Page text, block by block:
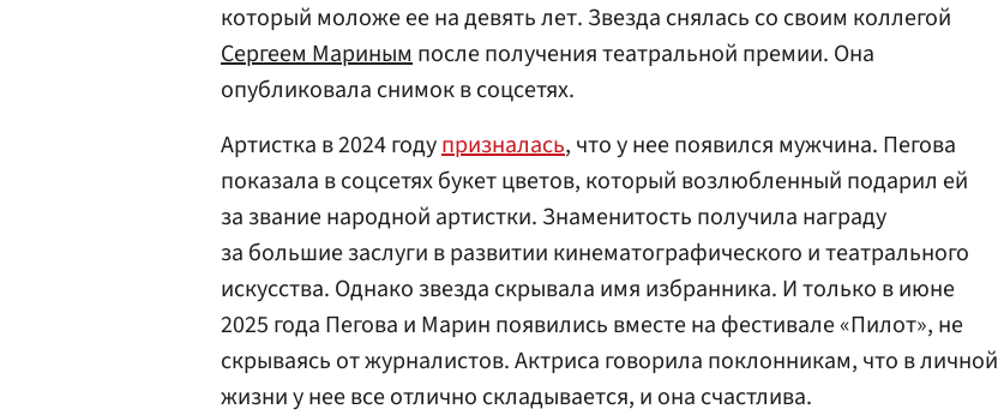
который моложе ее на девять лет. Звезда снялась со своим коллегой
Сергеем Маринымпосле получения театральной премии. Она
опубликовала снимок в соцсетях.
Артистка в 2024 годупризналась, что у нее появился мужчина. Пегова
показала в соцсетях букет цветов, который возлюбленный подарил ей
за звание народной артистки. Знаменитость получила награду
за большие заслуги в развитии кинематографического и театрального
искусства. Однако звезда скрывала имя избранника. И только в июне
2025 года Пегова и Марин появились вместе на фестивале «Пилот», не
скрываясь от журналистов. Актриса говорила поклонникам, что в личной
жизни у нее все отлично складывается, и она счастлива.